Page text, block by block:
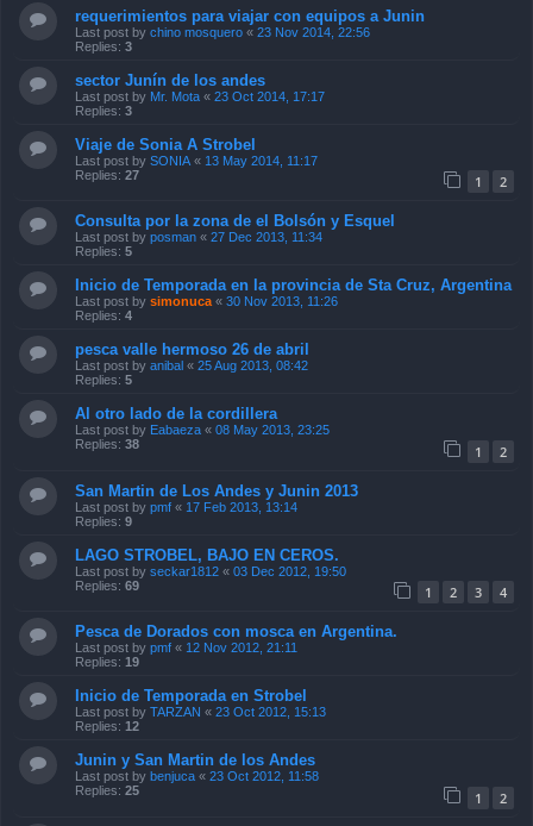
requerimientos para viajar con equipos a Junin
Last post by chino mosquero « 23 Nov 2014, 22:56
Replies: 3
sector Junín de los andes
Last post by Mr. Mota « 23 Oct 2014, 17:17
Replies: 3
Viaje de Sonia A Strobel
Last post by SONIA « 13 May 2014, 11:17
Replies: 27 1 2
Consulta por la zona de el Bolsón y Esquel
Last post by posman « 27 Dec 2013, 11:34
Replies: 5
Inicio de Temporada en la provincia de Sta Cruz, Argentina
Last post by simonuca « 30 Nov 2013, 11:26
Replies: 4
pesca valle hermoso 26 de abril
Last post by anibal « 25 Aug 2013, 08:42
Replies: 5
Al otro lado de la cordillera
Last post by Eabaeza « 08 May 2013, 23:25
Replies: 38 1 2
San Martin de Los Andes y Junin 2013
Last post by pmf « 17 Feb 2013, 13:14
Replies: 9
LAGO STROBEL, BAJO EN CEROS.
Last post by seckar1812 « 03 Dec 2012, 19:50
Replies: 69 1 2 3 4
Pesca de Dorados con mosca en Argentina.
Last post by pmf « 12 Nov 2012, 21:11
Replies: 19
Inicio de Temporada en Strobel
Last post by TARZAN « 23 Oct 2012, 15:13
Replies: 12
Junin y San Martin de los Andes
Last post by benjuca « 23 Oct 2012, 11:58
Replies: 25 1 2